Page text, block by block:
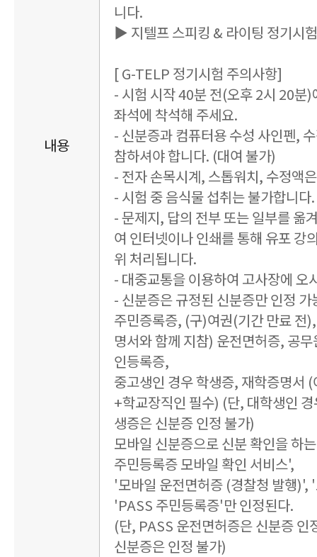
내용
니다.
▶ 지텔프 스피킹 & 라이팅 정기시
[ G-TELP 정기시험 주의사항]
- 시험 시작 40분 전(오후 2시 20분)
좌석에 착석해 주세요.
- 신분증과 컴퓨터용 수성 사인펜,
참하셔야 합니다. (대여 불가)
- 전자 손목시계, 스톱워치, 수정액
- 시험 중 음식물 섭취는 불가합니
- 문제지, 답의 전부 또는 일부를 옮
여 인터넷이나 인쇄를 통해 유포 강
위 처리됩니다.
- 대중교통을 이용하여 고사장에 오
- 신분증은 규정된 신분증만 인정 가
주민증록증, (구)여권(기간 만료 전
명서와 함께 지참) 운전면허증, 공
인등록증,
중고생인 경우 학생증, 재학증명서
+학교장직인 필수) (단, 대학생인
생증은 신분증 인정 불가)
모바일 신분증으로 신분 확인을 하
주민등록증 모바일 확인 서비스',
'모바일 운전면허증 (경찰청 발행)',
'PASS 주민등록증'만 인정된다.
(단, PASS 운전면허증은 신분증 인
신분증은 인정 불가)